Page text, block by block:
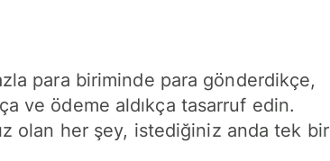
para biriminde para gönderdikçe,
ve ödeme aldıkça tasarruf edin.
olan her şey, istediğiniz anda tek bir